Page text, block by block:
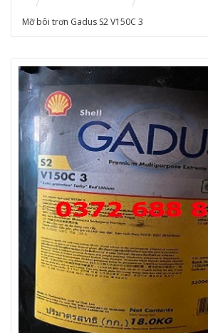
Mỡ bôi trơn Gadus S2 V150C 3